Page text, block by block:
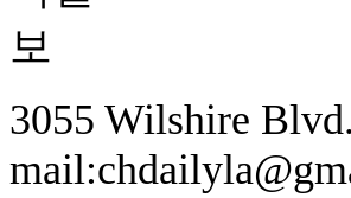
3055 Wilshire